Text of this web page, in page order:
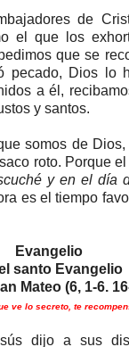
de
el que los
que se
pecado, Dios lo
a él,
y santos.
somos de
roto. Porque
y en el día
es el tiempo
Evangelio
santo Evangelio
Mateo (6, 1-6.
ve lo secreto, te
dijo a sus